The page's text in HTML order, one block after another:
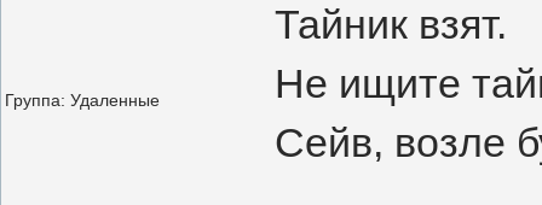
Группа: Удаленные
Тайник взят.
Не ищите
Сейв, возле